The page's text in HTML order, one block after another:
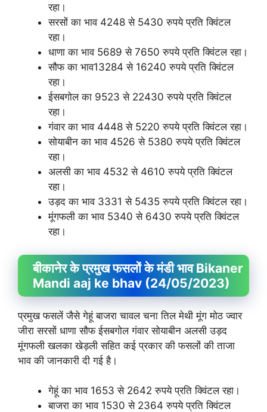
रहा।
सरसों का भाव 4248 से 5430 रुपये प्रति क्विंटल
रहा।
धाणा का भाव 5689 से 7650 रुपये प्रति क्विंटल रहा।
सौफ का भाव13284 से 16240 रुपये प्रति क्विंटल
रहा।
ईसबगोल का 9523 से 22430 रुपये प्रति क्विंटल
रहा।
गंवार का भाव 4448 से 5220 रुपये प्रति क्विंटल रहा।
सोयाबीन का भाव 4526 से 5380 रुपये प्रति क्विंटल
रहा।
अलसी का भाव 4532 से 4610 रुपये प्रति क्विंटल
रहा।
उड़द का भाव 3331 से 5435 रुपये प्रति क्विंटल रहा।
मूंगफली का भाव 5340 से 6430 रुपये प्रति क्विंटल
रहा।
बीकानेर के प्रमुख फसलों के मंडी भाव Bikaner
Mandi aaj ke bhav (24/05/2023)
प्रमुख फसलें जैसे गेहूं बाजरा चावल चना तिल मेथी मूंग मोठ ज्वार
जीरा सरसों धाणा सौफ ईसबगोल गंवार सोयाबीन अलसी उड़द
मूंगफली खलका खेड़ली सहित कई प्रकार की फसलों की ताजा
भाव की जानकारी दी गई है।
गेहूं का भाव 1653 से 2642 रुपये प्रति क्विंटल रहा।
बाजरा का भाव 1530 से 2364 रुपये प्रति क्विंटल